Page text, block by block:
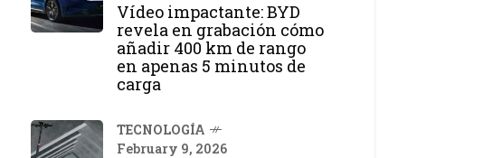
Vídeo impactante: BYD
revela en grabación cómo
añadir 400 km de rango
en apenas 5 minutos de
carga
TECNOLOGÍA
February 9, 2026